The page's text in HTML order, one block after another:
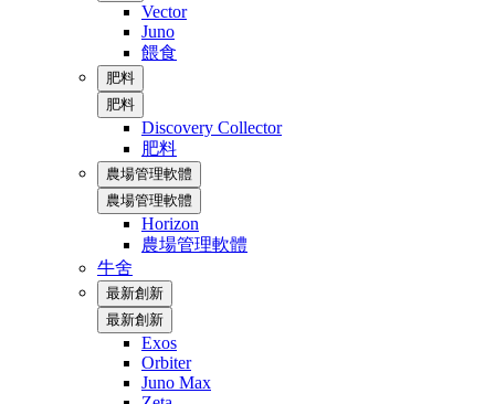
Vector
Juno
餵食
肥料
肥料
Discovery Collector
肥料
農場管理軟體
農場管理軟體
Horizon
農場管理軟體
牛舍
最新創新
最新創新
Exos
Orbiter
Juno Max